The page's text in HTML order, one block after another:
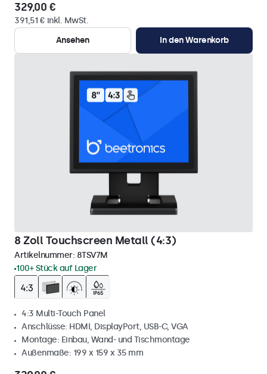
329,00 €
391,51 € inkl. MwSt.
Ansehen
In den Warenkorb
8 Zoll Touchscreen Metall (4:3)
Artikelnummer: 8TSV7M
100+ Stück auf Lager
4:3 Multi-Touch Panel
Anschlüsse: HDMI, DisplayPort, USB-C, VGA
Montage: Einbau, Wand- und Tischmontage
Außenmaße: 199 x 159 x 35 mm